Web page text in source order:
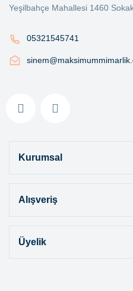
Yeşilbahçe Mahallesi 1460
05321545741
Kurumsal
Alışveriş
Üyelik